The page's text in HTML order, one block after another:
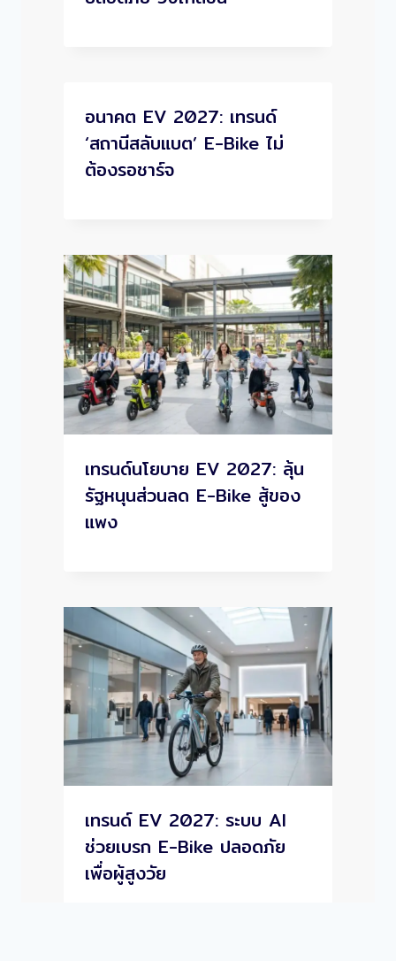
อนาคต EV 2027: เทรนด์
‘สถานีสลับแบต’ E-Bike ไม่
ต้องรอชาร์จ
เทรนด์นโยบาย EV 2027: ลุ้น
รัฐหนุนส่วนลด E-Bike สู้ของ
แพง
เทรนด์ EV 2027: ระบบ AI
ช่วยเบรก E-Bike ปลอดภัย
เพื่อผู้สูงวัย